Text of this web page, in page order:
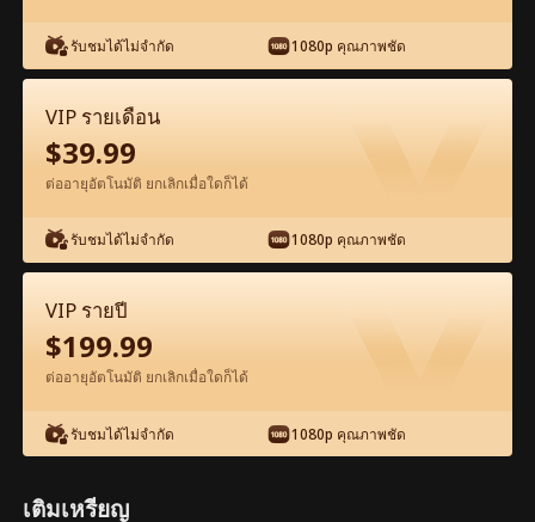
ดูฟรีในแอป
จอมโหด เต็มเรื่อง ภาพยนตร์เต็มเรื่อง
15 16 17 18 19
รับชมได้ไม่จำกัด 1080p คุณภาพชัด
VIP รายเดือน
$39.99
ต่ออายุอัตโนมัติ ยกเลิกเมื่อใดก็ได้
รับชมได้ไม่จำกัด 1080p คุณภาพชัด
VIP รายปี
$199.99
ต่ออายุอัตโนมัติ ยกเลิกเมื่อใดก็ได้
รับชมได้ไม่จำกัด 1080p คุณภาพชัด
เติมเหรียญ